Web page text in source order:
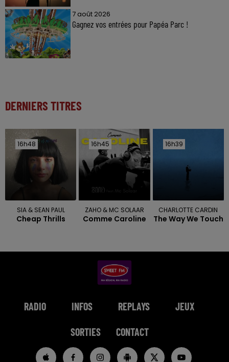
7 août 2026
Gagnez vos entrées pour Papéa Parc !
DERNIERS TITRES
16h48
16h48
SIA & SEAN PAUL
Cheap Thrills
16h45
16h45
ZAHO & MC SOLAAR
Comme Caroline
16h39
16h39
CHARLOTTE CARDIN
The Way We Touch
RADIO INFOS REPLAYS JEUX
SORTIES CONTACT